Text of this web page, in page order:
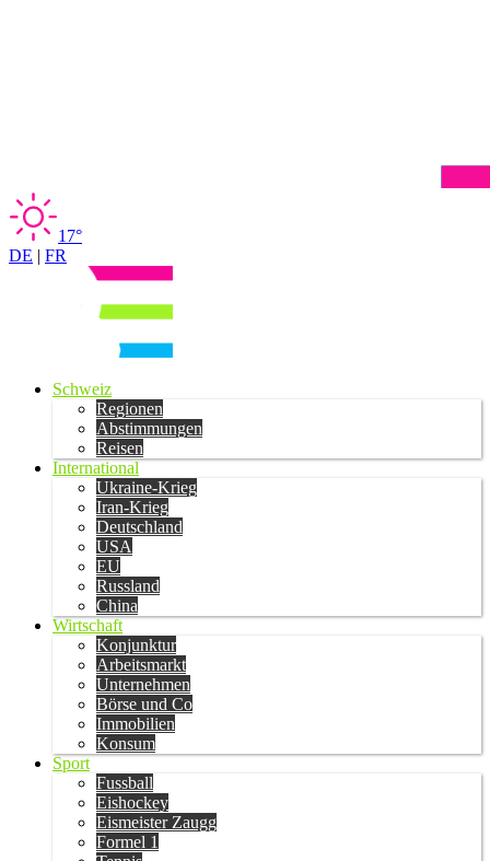
17°
DE | FR
Schweiz
Regionen
Abstimmungen
Reisen
International
Ukraine-Krieg
Iran-Krieg
Deutschland
USA
EU
Russland
China
Wirtschaft
Konjunktur
Arbeitsmarkt
Unternehmen
Börse und Co
Immobilien
Konsum
Sport
Fussball
Eishockey
Eismeister Zaugg
Formel 1